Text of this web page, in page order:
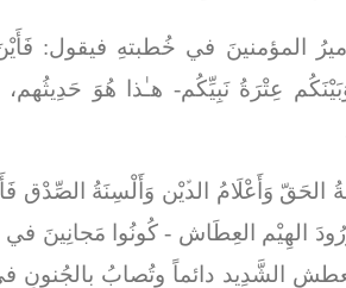
المؤمنينَ في خُطبتهِ فيقول:
عِتْرَةُ نَبِيِّكُم- هـٰذا هُوَ حَدِيثُهم،
الحَقّ وَأَعْلَامُ الدﱢيْن وَأَلْسِنَةُ الصِّدْق
الهِيْم العِطَاش - كُونُوا مَجانِينَ
الشَّدِيد دائماً وتُصابُ بالجُنونِ